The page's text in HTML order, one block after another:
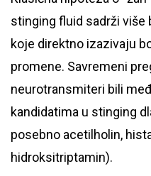
stinging fluid sadrži više
koje direktno izazivaju
promene. Savremeni
neurotransmiteri bili
kandidatima u stinging
posebno acetilholin,
hidroksitriptamin).